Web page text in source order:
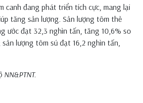
canh đang phát triển tích cực, mang lại
tăng sản lượng. Sản lượng tôm thẻ
ước đạt 32,3 nghìn tấn, tăng 10,6% so
lượng tôm sú đạt 16,2 nghìn tấn,